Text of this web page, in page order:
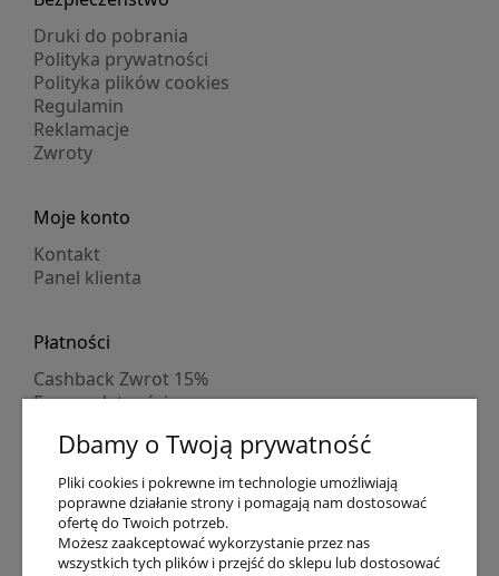
Druki do pobrania
Polityka prywatności
Polityka plików cookies
Regulamin
Reklamacje
Zwroty
Moje konto
Kontakt
Panel klienta
Płatności
Cashback Zwrot 15%
Formy płatności
Numer konta
PayPo kupujesz, nie płacisz
Progi rabatowe
Promocje
Dbamy o Twoją prywatność
Pliki cookies i pokrewne im technologie umożliwiają
poprawne działanie strony i pomagają nam dostosować
ofertę do Twoich potrzeb.
Możesz zaakceptować wykorzystanie przez nas
wszystkich tych plików i przejść do sklepu lub dostosować